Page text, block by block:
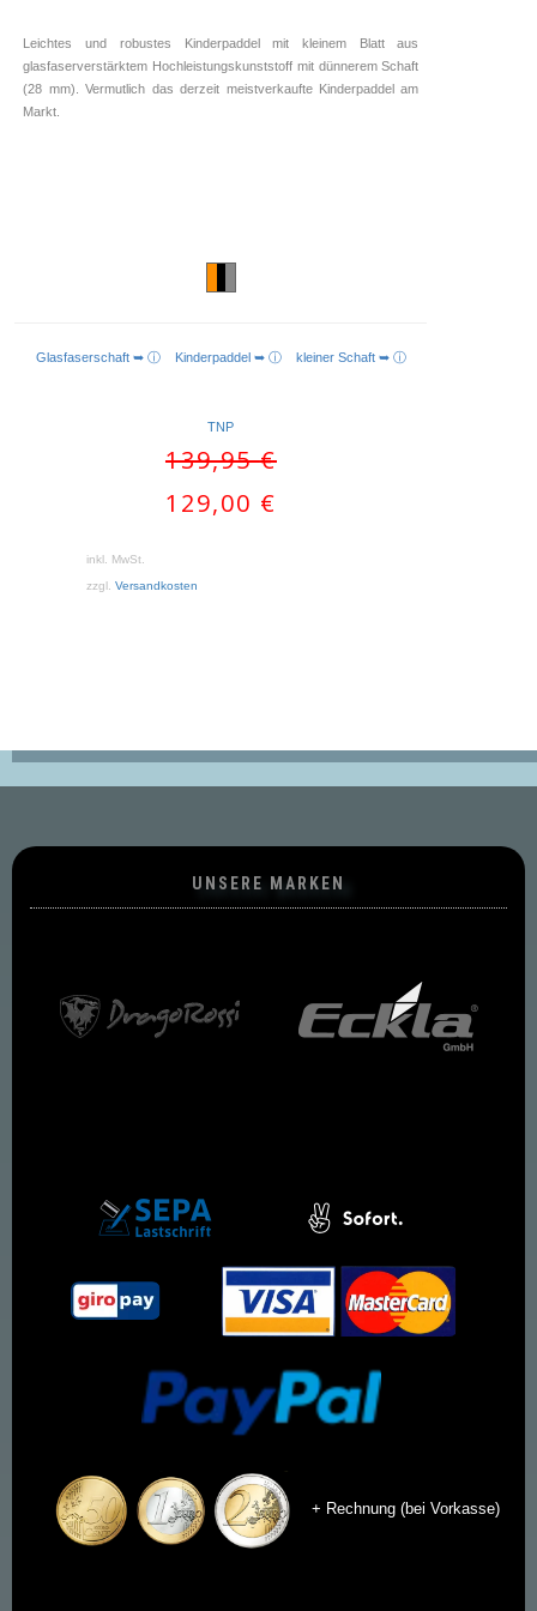
Leichtes und robustes Kinderpaddel mit kleinem Blatt aus
glasfaserverstärktem Hochleistungskunststoff mit dünnerem Schaft
(28 mm). Vermutlich das derzeit meistverkaufte Kinderpaddel am
Markt.
AUSFÜHRUNG WÄHLEN
Glasfaserschaft ➥ ⓘ Kinderpaddel ➥ ⓘ kleiner Schaft ➥ ⓘ
TNP
139,95€
129,00 €
inkl. MwSt.
zzgl.Versandkosten
UNSERE MARKEN
+ Rechnung (bei Vorkasse)